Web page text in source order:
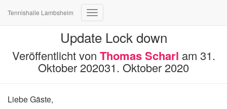
Tennishalle Lambsheim
Navigation
umschalten
Update Lock down
Veröffentlicht von Thomas Scharl am 31.
Oktober 202031. Oktober 2020
Liebe Gäste,